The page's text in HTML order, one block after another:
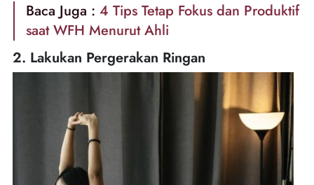
Baca Juga : 4 Tips Tetap Fokus dan Produktif
saat WFH Menurut Ahli
2. Lakukan Pergerakan Ringan